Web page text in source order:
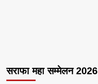
सराफा महा सम्मेलन 2026